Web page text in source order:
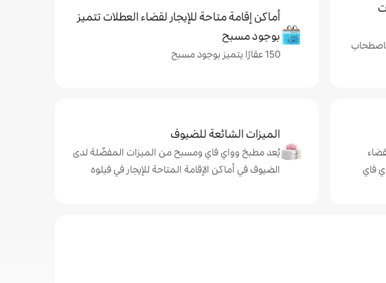
باصطحاب
أماكن إقامة متاحة للإيجار لقضاء العطلات تتميز
بوجود مسبح
150 عقارًا يتميز بوجود مسبح
فاي
الميزات الشائعة للضيوف
يُعد مطبخ وواي فاي ومسبح من الميزات المفضّلة لدى
الضيوف في أماكن الإقامة المتاحة للإيجار في فيلوه